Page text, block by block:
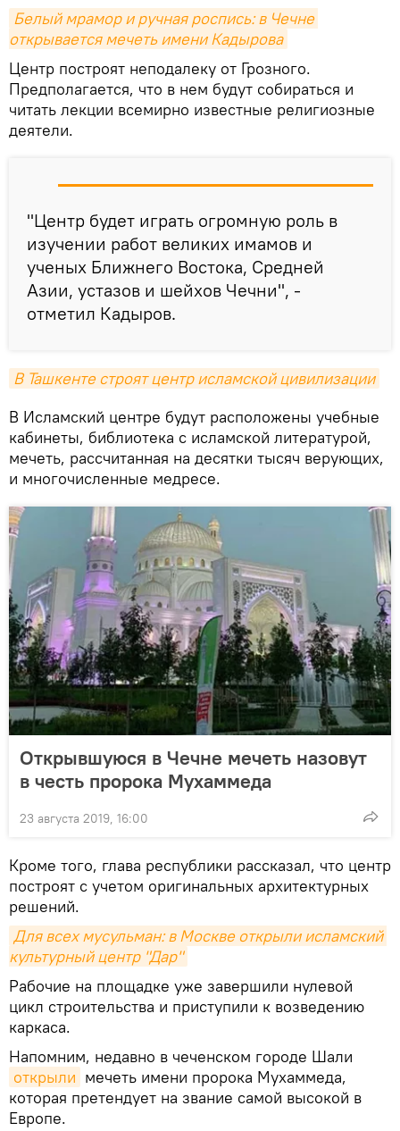
Белый мрамор и ручная роспись: в Чечне
открывается мечеть имени Кадырова
Центр построят неподалеку от Грозного.
Предполагается, что в нем будут собираться и
читать лекции всемирно известные религиозные
деятели.
"Центр будет играть огромную роль в
изучении работ великих имамов и
ученых Ближнего Востока, Средней
Азии, устазов и шейхов Чечни", -
отметил Кадыров.
В Ташкенте строят центр исламской цивилизации
В Исламский центре будут расположены учебные
кабинеты, библиотека с исламской литературой,
мечеть, рассчитанная на десятки тысяч верующих,
и многочисленные медресе.
Открывшуюся в Чечне мечеть назовут
в честь пророка Мухаммеда
23 августа 2019, 16:00
Кроме того, глава республики рассказал, что центр
построят с учетом оригинальных архитектурных
решений.
Для всех мусульман: в Москве открыли исламский
культурный центр "Дар"
Рабочие на площадке уже завершили нулевой
цикл строительства и приступили к возведению
каркаса.
Напомним, недавно в чеченском городе Шали
открыли мечеть имени пророка Мухаммеда,
которая претендует на звание самой высокой в
Европе.